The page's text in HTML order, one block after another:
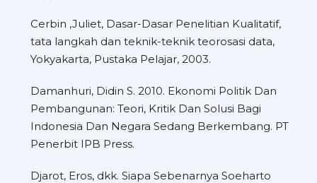
Cerbin ,Juliet, Dasar-Dasar Penelitian Kualitatif,
tata langkah dan teknik-teknik teorosasi data,
Yokyakarta, Pustaka Pelajar, 2003.
Damanhuri, Didin S. 2010. Ekonomi Politik Dan
Pembangunan: Teori, Kritik Dan Solusi Bagi
Indonesia Dan Negara Sedang Berkembang. PT
Penerbit IPB Press.
Djarot, Eros, dkk. Siapa Sebenarnya Soeharto